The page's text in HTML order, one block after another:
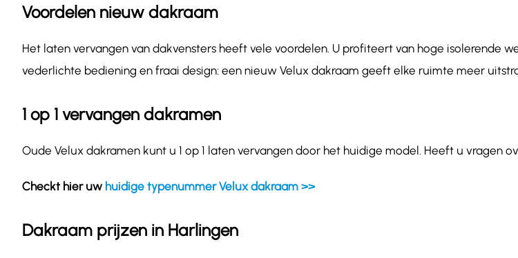
Voordelen nieuw dakraam
Het laten vervangen van dakvensters heeft vele voordelen. U profiteert van hoge isolerende
vederlichte bediening en fraai design: een nieuw Velux dakraam geeft elke ruimte meer
1 op 1 vervangen dakramen
Oude Velux dakramen kunt u 1 op 1 laten vervangen door het huidige model. Heeft u vragen
Checkt hier uw huidige typenummer Velux dakraam >>
Dakraam prijzen in Harlingen